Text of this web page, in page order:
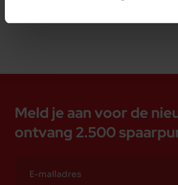
Meld je aan voor de
ontvang 2.500